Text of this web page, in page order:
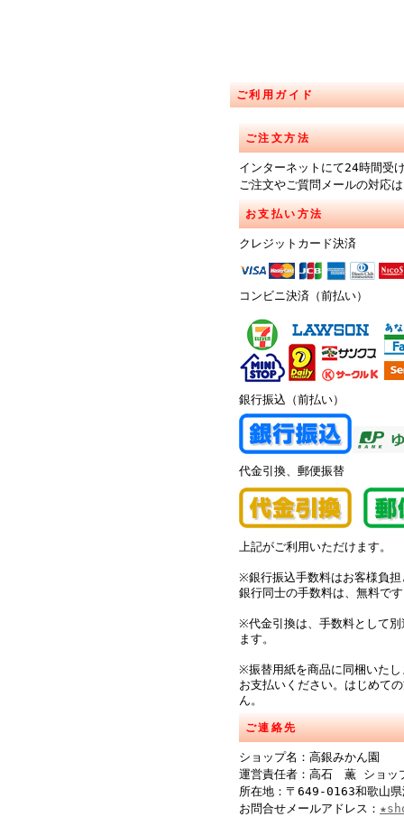
ご利用ガイド
ご注文方法
インターネットにて24時間受
ご注文やご質問メールの対応
お支払い方法
クレジットカード決済
コンビニ決済（前払い）
銀行振込（前払い）
代金引換、郵便振替
上記がご利用いただけます。
※銀行振込手数料はお客様負
銀行同士の手数料は、無料で
※代金引換は、手数料として
ます。
※振替用紙を商品に同梱いた
お支払いください。はじめて
ん。
ご連絡先
ショップ名：高銀みかん園
運営責任者：高石 薫 ショッ
所在地：〒649-0163和歌山
お問合せメールアドレス：